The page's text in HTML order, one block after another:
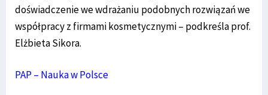
doświadczenie we wdrażaniu podobnych rozwiązań we
współpracy z firmami kosmetycznymi – podkreśla prof.
Elżbieta Sikora.
PAP – Nauka w Polsce